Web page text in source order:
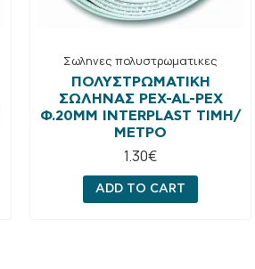
Σωληνες πολυστρωματικες
ΠΟΛΥΣΤΡΩΜΑΤΙΚΉ
ΣΩΛΉΝΑΣ PEX-AL-PEX
Φ.20MM INTERPLAST ΤΙΜΗ/
ΜΈΤΡΟ
1.30€
ADD TO CART